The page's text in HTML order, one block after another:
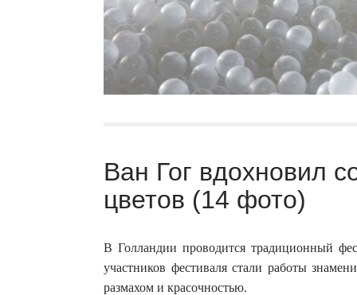
Ван Гог вдохновил
цветов (14 фото)
В Голландии проводится традиционный
участников фестиваля стали работы
размахом и красочностью.